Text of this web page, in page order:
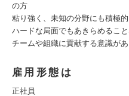
の方
粘り強く、未知の分野にも積極
ハードな局面でもあきらめるこ
チームや組織に貢献する意識が
雇用形態は
正社員